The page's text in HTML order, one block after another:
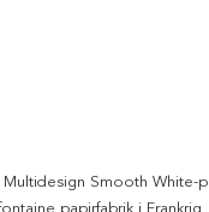
Smooth White-
papirfabrik i